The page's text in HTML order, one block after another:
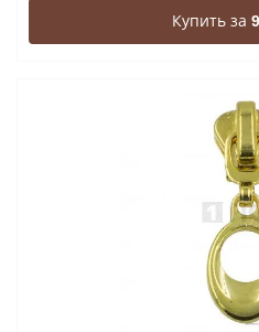
Купить за